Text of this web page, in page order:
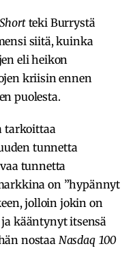
teki Burrystä
siitä, kuinka
eli heikon
kriisin ennen
puolesta.
tarkoittaa
tunnetta
tunnetta
on ”hypännyt
jolloin jokin on
kääntynyt itsensä
nostaa Nasdaq 100